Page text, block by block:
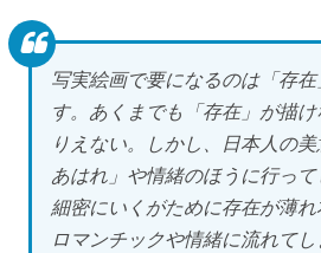
写実絵画で要になるのは「存
す。あくまでも「存在」が描
りえない。しかし、日本人の
あはれ」や情緒のほうに行って
細密にいくがために存在が薄れ
ロマンチックや情緒に流れて